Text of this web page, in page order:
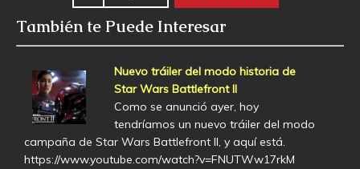
También te Puede Interesar
Nuevo tráiler del modo historia de
Star Wars Battlefront II
Como se anunció ayer, hoy
tendríamos un nuevo tráiler del modo
campaña de Star Wars Battlefront II, y aquí está.
https://www.youtube.com/watch?v=FNUTWw17rkM